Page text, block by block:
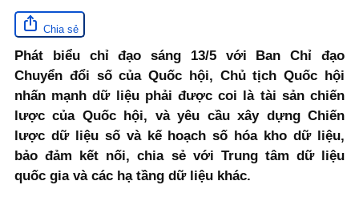
Chia sẻ
Phát biểu chỉ đạo sáng 13/5 với Ban Chỉ đạo
Chuyển đổi số của Quốc hội, Chủ tịch Quốc hội
nhấn mạnh dữ liệu phải được coi là tài sản chiến
lược của Quốc hội, và yêu cầu xây dựng Chiến
lược dữ liệu số và kế hoạch số hóa kho dữ liệu,
bảo đảm kết nối, chia sẻ với Trung tâm dữ liệu
quốc gia và các hạ tầng dữ liệu khác.